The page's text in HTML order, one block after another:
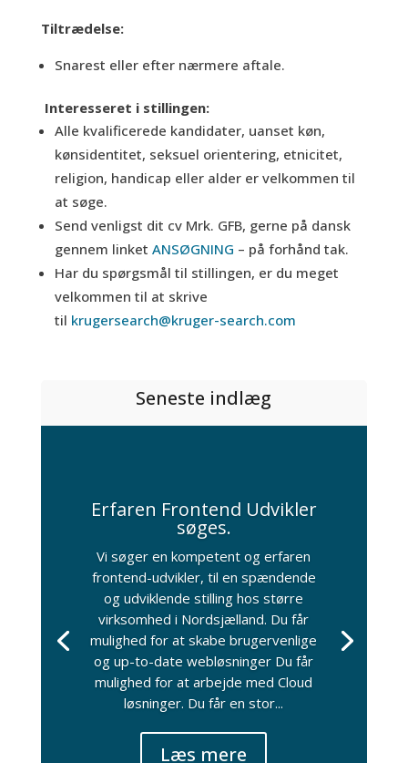
Tiltrædelse:
Snarest eller efter nærmere aftale.
Interesseret i stillingen:
Alle kvalificerede kandidater, uanset køn,
kønsidentitet, seksuel orientering, etnicitet,
religion, handicap eller alder er velkommen til
at søge.
Send venligst dit cv Mrk. GFB, gerne på dansk
gennem linket ANSØGNING – på forhånd tak.
Har du spørgsmål til stillingen, er du meget
velkommen til at skrive
til krugersearch@kruger-search.com
Seneste indlæg
Erfaren Frontend Udvikler
søges.
Vi søger en kompetent og erfaren
frontend-udvikler, til en spændende
og udviklende stilling hos større
virksomhed i Nordsjælland. Du får
mulighed for at skabe brugervenlige
og up-to-date webløsninger Du får
mulighed for at arbejde med Cloud
løsninger. Du får en stor...
Læs mere